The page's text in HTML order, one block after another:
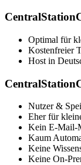
Optimal für
Kostenfreier
Host in
Nutzer &
Eher für
Kein E-Mail-
Kaum
Keine
Keine On-